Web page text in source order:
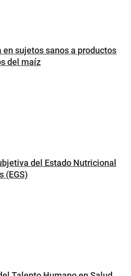
sujetos sanos a productos
del maíz
del Estado Nutricional
(EGS)